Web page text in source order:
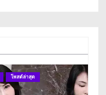
โพสต์ล่าสุด